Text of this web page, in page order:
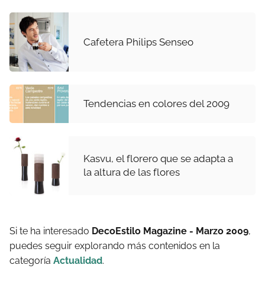
Cafetera Philips Senseo
Tendencias en colores del 2009
Kasvu, el florero que se adapta a
la altura de las flores
Si te ha interesado DecoEstilo Magazine - Marzo 2009,
puedes seguir explorando más contenidos en la
categoría Actualidad.